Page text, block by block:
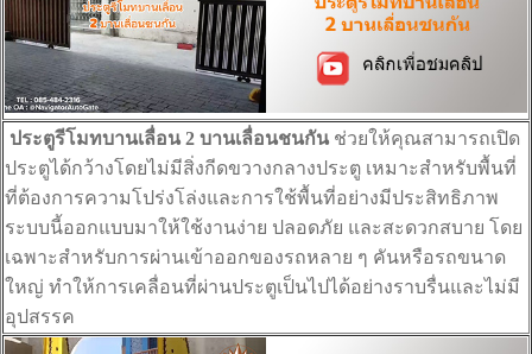
ประตูรีโมทบานเลื่อน 2 บานเลื่อนชนกัน ช่วยให้คุณสามารถเปิด
ประตูได้กว้างโดยไม่มีสิ่งกีดขวางกลางประตู เหมาะสำหรับพื้นที่
ที่ต้องการความโปร่งโล่งและการใช้พื้นที่อย่างมีประสิทธิภาพ
ระบบนี้ออกแบบมาให้ใช้งานง่าย ปลอดภัย และสะดวกสบาย โดย
เฉพาะสำหรับการผ่านเข้าออกของรถหลาย ๆ คันหรือรถขนาด
ใหญ่ ทำให้การเคลื่อนที่ผ่านประตูเป็นไปได้อย่างราบรื่นและไม่มี
อุปสรรค